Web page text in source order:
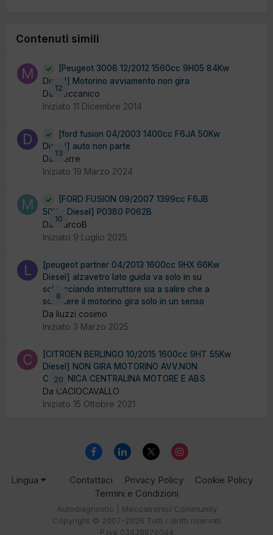
Contenuti simili
12
[Peugeot 3008 12/2012 1560cc 9H05 84Kw
Diesel] Motorino avviamento non gira
Da meccanico
Iniziato 11 Dicembre 2014
13
[ford fusion 04/2003 1400cc F6JA 50Kw
Diesel] auto non parte
Da dierre
Iniziato 19 Marzo 2024
10
[FORD FUSION 09/2007 1399cc F6JB
50Kw Diesel] P0380 P062B
Da MarcoB
Iniziato 9 Luglio 2025
8
[peugeot partner 04/2013 1600cc 9HX 66Kw
Diesel] alzavetro lato guida va solo in su
schiacciando interruttore sia a salire che a
scendere il motorino gira solo in un senso
Da liuzzi cosimo
Iniziato 3 Marzo 2025
20
[CITROEN BERLINGO 10/2015 1600cc 9HT 55Kw
Diesel] NON GIRA MOTORINO AVV.NON
COMUNICA CENTRALINA MOTORE E ABS
Da CACIOCAVALLO
Iniziato 15 Ottobre 2021
Lingua Contattaci Privacy Policy
Cookie Policy
Termini e Condizioni
Autodiagnostic | Meccatronici Community
Copyright © 2007-2026 Tutti i diritti riservati
P.iva 03438870044